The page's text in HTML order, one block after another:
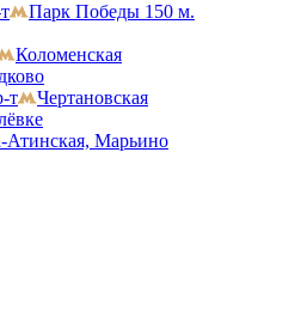
Парк Победы 150 м.
Коломенская
т
Чертановская
Атинская, Марьино